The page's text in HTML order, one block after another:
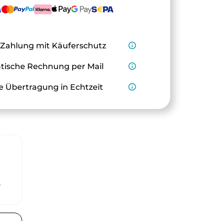
mit Käuferschutz info_outline
Rechnung per Mail info_outline
Übertragung in Echtzeit info_outline